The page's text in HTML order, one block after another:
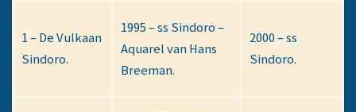
1 – De Vulkaan
Sindoro.
1995 – ss Sindoro –
Aquarel van Hans
Breeman.
2000 – ss
Sindoro.